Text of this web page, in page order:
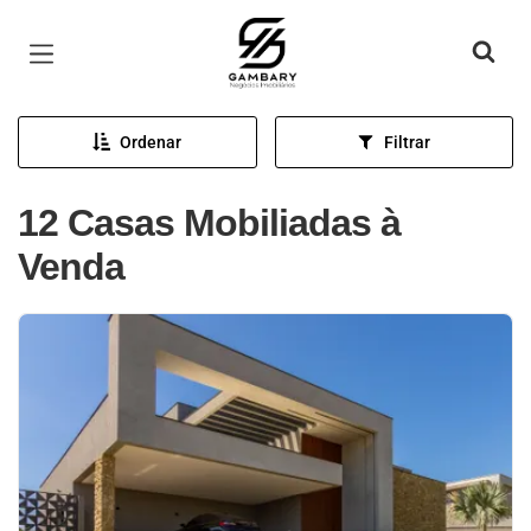
Página inicial
Ordenar Filtrar
12 Casas Mobiliadas à
Venda